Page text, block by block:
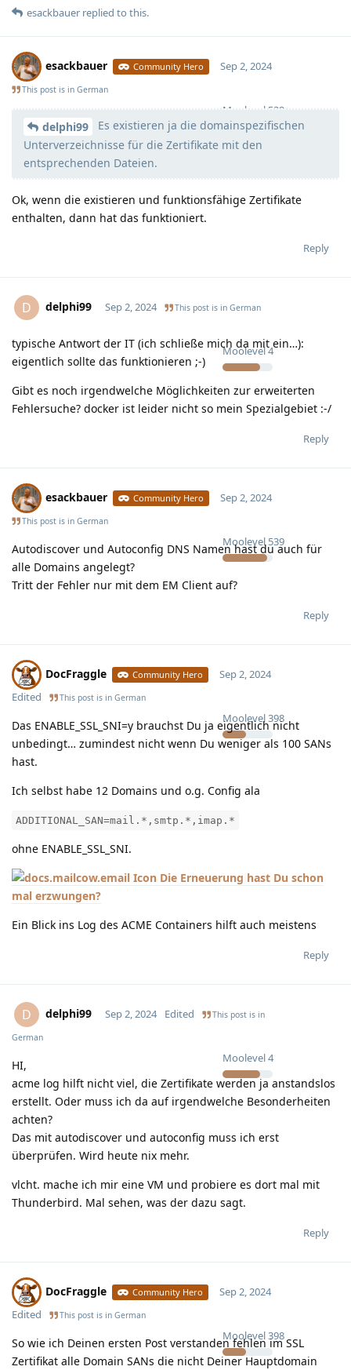
esackbauer replied to this.
esackbauer Community Hero
Moolevel 539
Sep 2, 2024
This post is in German
delphi99
Es existieren ja die domainspezifischen
Unterverzeichnisse für die Zertifikate mit den
entsprechenden Dateien.
Ok, wenn die existieren und funktionsfähige Zertifikate
enthalten, dann hat das funktioniert.
Reply
D delphi99
Moolevel4
Sep 2, 2024 This post is in German
typische Antwort der IT (ich schließe mich da mit ein…):
eigentlich sollte das funktionieren ;-)
Gibt es noch irgendwelche Möglichkeiten zur erweiterten
Fehlersuche? docker ist leider nicht so mein Spezialgebiet :-/
Reply
esackbauer Community Hero
Moolevel 539
Sep 2, 2024
This post is in German
Autodiscover und Autoconfig DNS Namen hast du auch für
alle Domains angelegt?
Tritt der Fehler nur mit dem EM Client auf?
Reply
DocFraggle Community Hero
Moolevel398
Sep 2, 2024
Edited
This post is in German
Das ENABLE_SSL_SNI=y brauchst Du ja eigentlich nicht
unbedingt… zumindest nicht wenn Du weniger als 100 SANs
hast.
Ich selbst habe 12 Domains und o.g. Config ala
ADDITIONAL_SAN=mail.*,smtp.*,imap.*
ohne ENABLE_SSL_SNI.
Die Erneuerung hast Du schon
mal erzwungen?
Ein Blick ins Log des ACME Containers hilft auch meistens
Reply
D delphi99
Moolevel4
Sep 2, 2024 Edited This post is in
German
HI,
acme log hilft nicht viel, die Zertifikate werden ja anstandslos
erstellt. Oder muss ich da auf irgendwelche Besonderheiten
achten?
Das mit autodiscover und autoconfig muss ich erst
überprüfen. Wird heute nix mehr.
vlcht. mache ich mir eine VM und probiere es dort mal mit
Thunderbird. Mal sehen, was der dazu sagt.
Reply
DocFraggle Community Hero
Moolevel398
Sep 2, 2024
Edited
This post is in German
So wie ich Deinen ersten Post verstanden fehlen im SSL
Zertifikat alle Domain SANs die nicht Deiner Hauptdomain